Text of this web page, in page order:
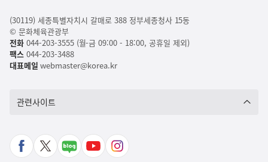
(30119) 세종특별자치시 갈매로 388 정부세종청사 15동
© 문화체육관광부
전화044-203-3555 (월-금 09:00 - 18:00, 공휴일 제외)
팩스 044-203-3488
대표메일 webmaster@korea.kr
관련사이트
페
X
네
유
인